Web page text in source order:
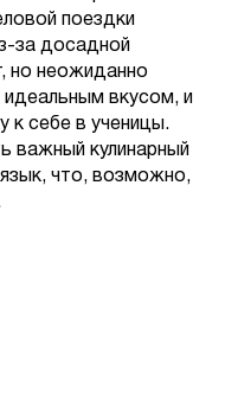
поездки
за досадной
но неожиданно
вкусом, и
к себе в ученицы.
важный кулинарный
что, возможно,